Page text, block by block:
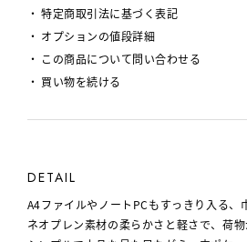
特定商取引法に基づく表記
オプションの値段詳細
この商品について問い合わせる
買い物を続ける
DETAIL
A4ファイルやノートPCもすっきり入る、
ネオプレン素材の柔らかさと軽さで、荷物